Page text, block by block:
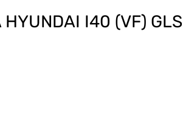
HYUNDAI I40 (VF)